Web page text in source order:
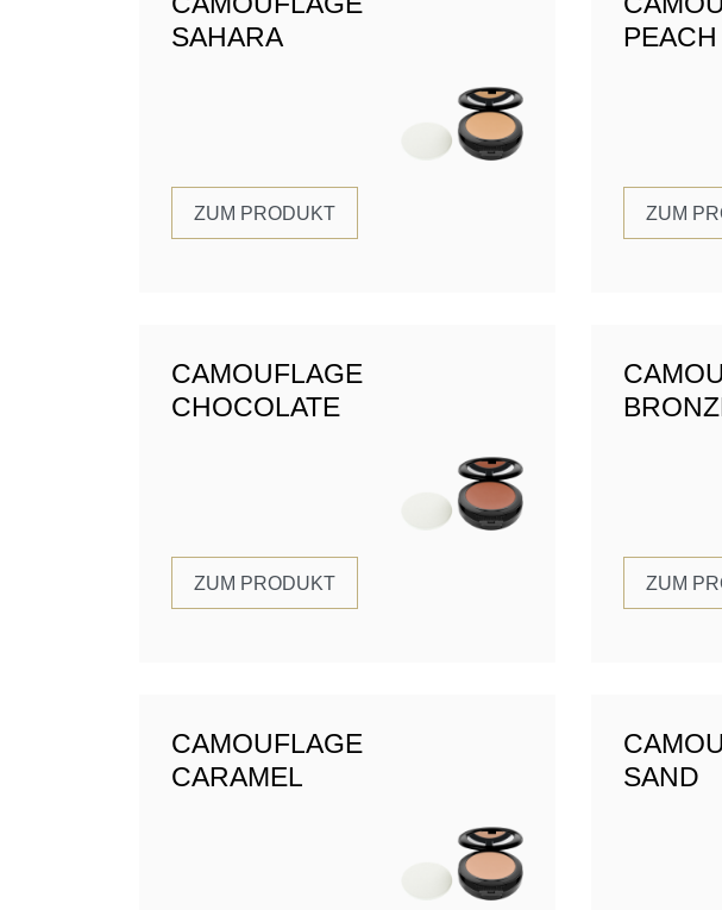
SAHARA
ZUM PRODUKT
PEACH
ZUM
CAMOUFLAGE
CHOCOLATE
ZUM PRODUKT ZUM
CAMOUFLAGE
CARAMEL
SAND